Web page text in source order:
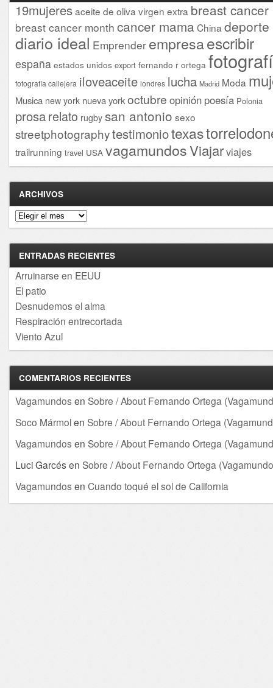
19mujeresaceite de oliva virgen extra breast cancer
breast cancer month cancer mama China deporte
diario ideal Emprender empresaescribir
españa estados unidos export fernando r ortega
fotografía callejera iloveaceite londres lucha Madrid Moda
Musica new york nueva yorkoctubre opinión poesía Polonia
prosarelato rugby san antonio sexo
streetphotographytestimoniotexas
trailrunning travel USA vagamundosViajarviajes
ARCHIVOS
Archivos
ENTRADAS RECIENTES
Arruinarse en EEUU
El patio
Desnudemos el alma
Respiración entrecortada
Viento Azul
COMENTARIOS RECIENTES
Vagamundos en Sobre / About Fernando Ortega
Soco Mármolen Sobre / About Fernando Ortega
Vagamundos en Sobre / About Fernando Ortega
Luci Garcés en Sobre / About Fernando Ortega
Vagamundos en Cuando toqué el sol de California